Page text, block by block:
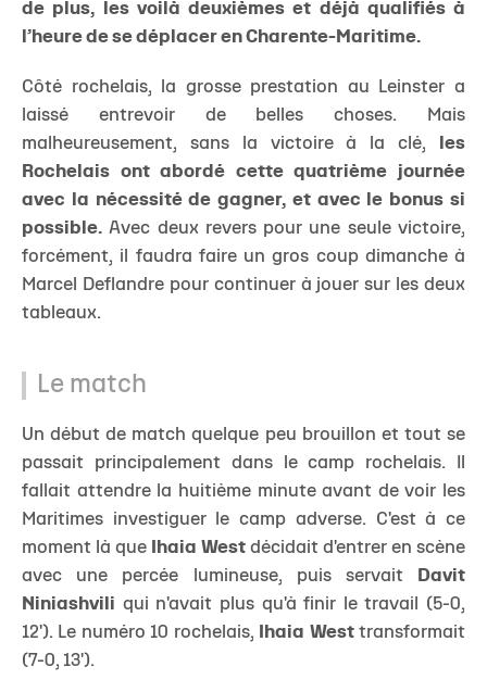
de plus, les voilà deuxièmes et déjà qualifiés à
l’heure de se déplacer en Charente-Maritime.
Côté rochelais, la grosse prestation au Leinster a
laissé entrevoir de belles choses. Mais
malheureusement, sans la victoire à la clé,
les
Rochelais ont abordé cette quatrième journée
avec la nécessité de gagner, et avec le bonus si
possible. Avec deux revers pour une seule victoire,
forcément, il faudra faire un gros coup dimanche à
Marcel Deflandre pour continuer à jouer sur les deux
tableaux.
Le match
Un début de match quelque peu brouillon et tout se
passait principalement dans le camp rochelais. Il
fallait attendre la huitième minute avant de voir les
Maritimes investiguer le camp adverse. C'est à ce
moment là que Ihaia West décidait d'entrer en scène
avec une percée lumineuse, puis servait
Davit
Niniashvili qui n'avait plus qu'à finir le travail (5-0,
12'). Le numéro 10 rochelais,
Ihaia Westtransformait
(7-0, 13').